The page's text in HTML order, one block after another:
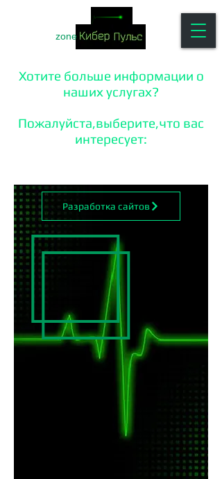
zone
Хотите больше информации о
наших услугах?
Пожалуйста,выберите,что вас
интересует:
Разработка сайтов